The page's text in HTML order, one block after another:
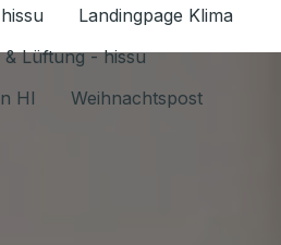
Landingpage Klima
& Lüftung - hissu
HI
Weihnachtspost